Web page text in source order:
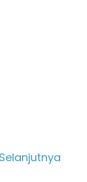
Selanjutnya